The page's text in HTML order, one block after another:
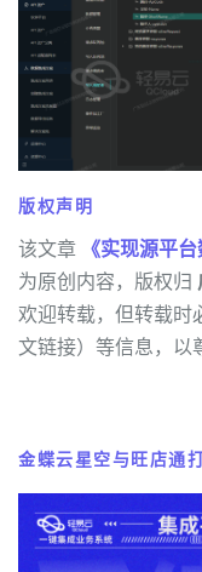
版权声明
该文章 《实现源平
为原创内容，版权归
欢迎转载，但转载时
文链接）等信息，以
金蝶云星空与旺店通